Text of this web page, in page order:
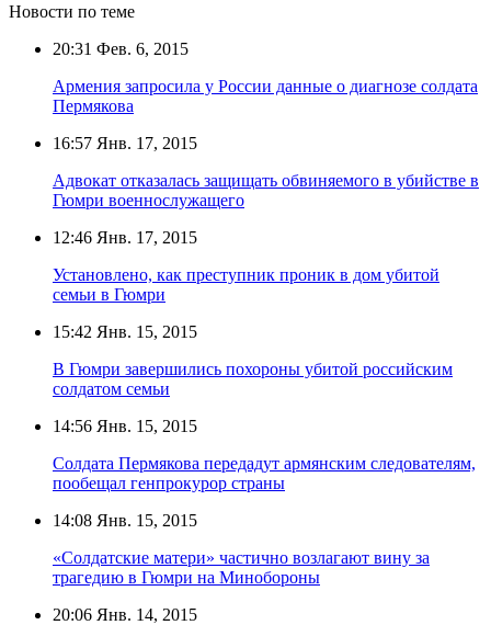
Новости по теме
20:31 Фев. 6, 2015
Армения запросила у России данные о диагнозе солдата
Пермякова
16:57 Янв. 17, 2015
Адвокат отказалась защищать обвиняемого в убийстве в
Гюмри военнослужащего
12:46 Янв. 17, 2015
Установлено, как преступник проник в дом убитой
семьи в Гюмри
15:42 Янв. 15, 2015
В Гюмри завершились похороны убитой российским
солдатом семьи
14:56 Янв. 15, 2015
Солдата Пермякова передадут армянским следователям,
пообещал генпрокурор страны
14:08 Янв. 15, 2015
«Солдатские матери» частично возлагают вину за
трагедию в Гюмри на Минобороны
20:06 Янв. 14, 2015